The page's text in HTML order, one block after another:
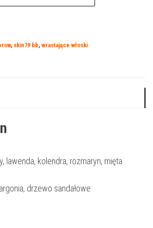
, skin79 bb, wrastające włoski
lawenda, kolendra, rozmaryn, mięta
drzewo sandałowe